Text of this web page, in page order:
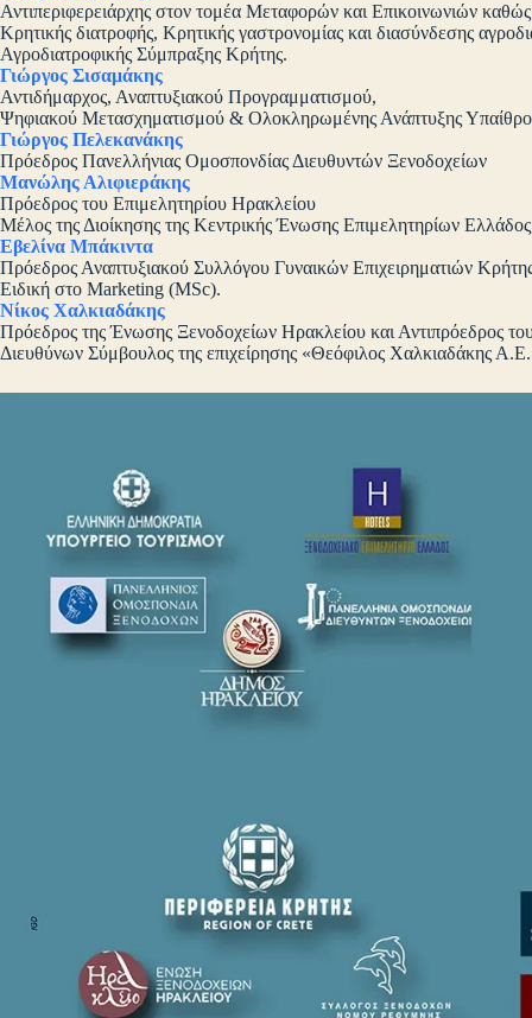
Χαιρετισμοί
Ειρήνη Δήμου
Πρόεδρος Τμήματος Διοίκησης
Επιχειρήσεων & Τουρισμού ΕΛΜΕΠΑ,
Αναπληρώτρια Καθηγήτρια Στρατηγικής Διοίκησης Τουρισμού.
Πατήρ Νικόλαος
Αιδεσιμολογιώτατος, εκπρόσωπος Εκκλησίας Κρήτης
Νικόλαος Κατσαράκης
Πρύτανης, Ελληνικού Μεσογειακού Πανεπιστημίου
Μαρία Κοζυράκη
Γραμματέας Αποκεντρωμένης Διοίκησης Κρήτης
Σταύρος Τζεδάκης
Αντιπεριφερειάρχης στον τομέα Μεταφορών και Επικοινωνιών
Κρητικής διατροφής, Κρητικής γαστρονομίας και διασύνδεσης
Αγροδιατροφικής Σύμπραξης Κρήτης.
Γιώργος Σισαμάκης
Αντιδήμαρχος, Αναπτυξιακού Προγραμματισμού,
Γιώργος Πελεκανάκης
Μέλος της Διοίκησης της Κεντρικής Ένωσης Επιμελητηρίων
Εβελίνα Μπάκιντα
Πρόεδρος Αναπτυξιακού Συλλόγου Γυναικών Επιχειρηματιών
Ειδική στο Marketing (MSc).
Πρόεδρος της Ένωσης Ξενοδοχείων Ηρακλείου και Αντιπρόεδρος
Διευθύνων Σύμβουλος της επιχείρησης «Θεόφιλος Χαλκιαδάκης